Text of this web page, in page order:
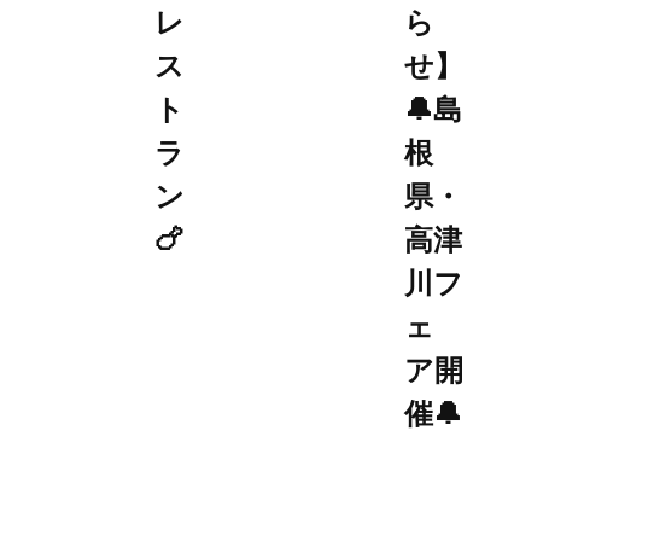
レ
ス
ト
ラ
ン
🍗
ら
せ】
🔔島
根
県・
高津
川フ
ェ
ア開
催🔔